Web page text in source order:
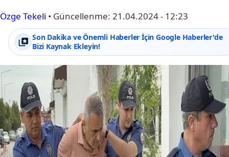
Özge Tekeli • Güncellenme: 21.04.2024 - 12:23
Son Dakika ve Önemli Haberler İçin Google Haberler'de
Bizi Kaynak Ekleyin!